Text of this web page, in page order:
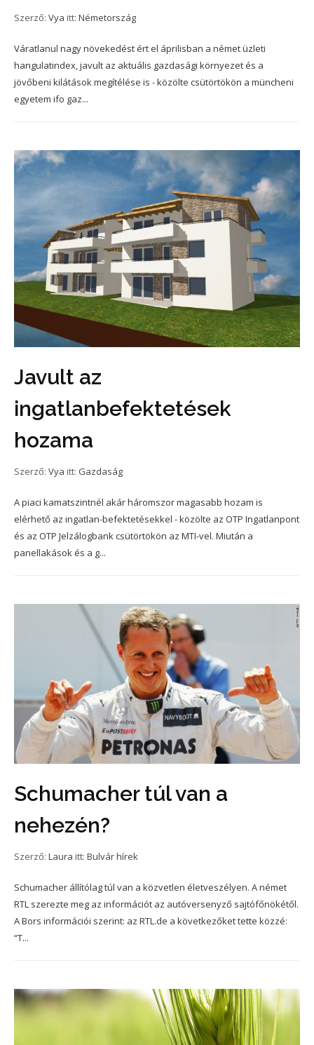
Szerző: Vya itt: Németország
Váratlanul nagy növekedést ért el áprilisban a német üzleti
hangulatindex, javult az aktuális gazdasági környezet és a
jövőbeni kilátások megítélése is - közölte csütörtökön a müncheni
egyetem ifo gaz...
Javult az
ingatlanbefektetések
hozama
Szerző: Vya itt: Gazdaság
A piaci kamatszintnél akár háromszor magasabb hozam is
elérhető az ingatlan-befektetésekkel - közölte az OTP Ingatlanpont
és az OTP Jelzálogbank csütörtökön az MTI-vel. Miután a
panellakások és a g...
Schumacher túl van a
nehezén?
Szerző: Laura itt: Bulvár hírek
Schumacher állítólag túl van a közvetlen életveszélyen. A német
RTL szerezte meg az információt az autóversenyző sajtófőnökétől.
A Bors információi szerint: az RTL.de a következőket tette közzé:
“T...